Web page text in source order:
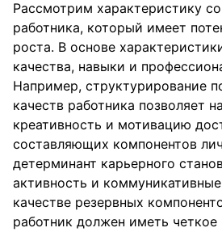
Рассмотрим характеристику
работника, который имеет
роста. В основе
качества, навыки и
Например, структурирование
качеств работника позволяет
креативность и мотивацию
составляющих компонентов
детерминант карьерного
активность и
качестве резервных
работник должен иметь четкое